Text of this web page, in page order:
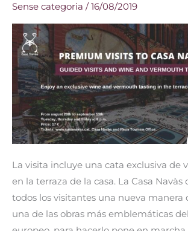
Sense categoria /16/08/2019
La visita incluye una cata exclusiva de
en la terraza de la casa. La Casa Navàs
todos los visitantes una nueva manera
una de las obras más emblemáticas
estrena
Visitas
Premium!